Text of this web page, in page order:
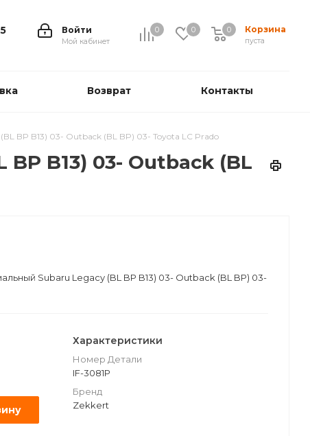
0 0 Корзина
0
пуста
0
Войти
Мой кабинет
Возврат Контакты
BP B13) 03- Outback (BL BP) 03- Toyota LC Prado
B13) 03- Outback (BL
Subaru Legacy (BL BP B13) 03- Outback (BL BP) 03-
Характеристики
Номер Детали
IF-3081P
Бренд
Zekkert